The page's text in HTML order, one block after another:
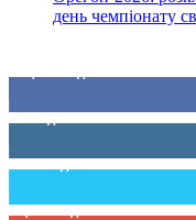
день чемпіонату
0 Підписників
234 Підписників
9,370 Підписників